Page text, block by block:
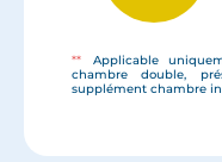
**
Applicable
chambre double,
supplément chambre